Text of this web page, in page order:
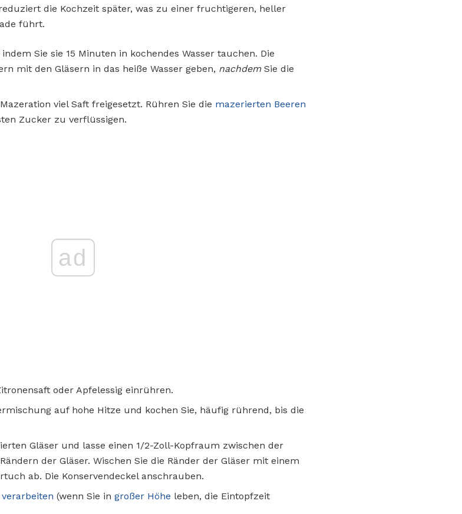
die Kochzeit später, was zu einer fruchtigeren, heller
führt.
indem Sie sie 15 Minuten in kochendes Wasser tauchen. Die
mit den Gläsern in das heiße Wasser geben, nachdemSie die
viel Saft freigesetzt. Rühren Sie die mazerierten Beeren
Zucker zu verflüssigen.
ad
oder Apfelessig einrühren.
auf hohe Hitze und kochen Sie, häufig rührend, bis die
Gläser und lasse einen 1/2-Zoll-Kopfraum zwischen der
der Gläser. Wischen Sie die Ränder der Gläser mit einem
ab. Die Konservendeckel anschrauben.
(wenn Sie in großer Höhe leben, die Eintopfzeit